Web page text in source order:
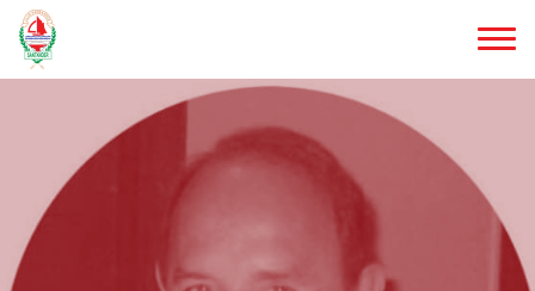
Saltar
al
contenido